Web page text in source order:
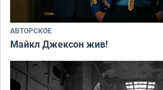
АВТОРСКОЕ
Майкл Джексон жив!